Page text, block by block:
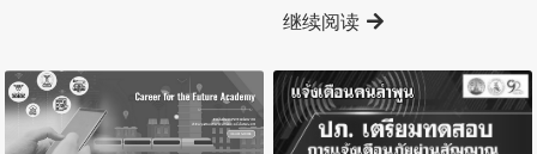
继续阅读
ข่าวประชาสัมพันธ์